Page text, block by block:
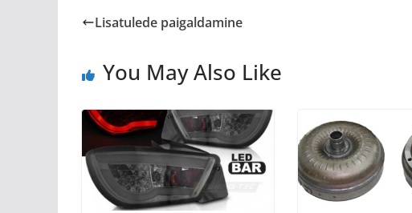
Lisatulede paigaldamine
You May Also Like